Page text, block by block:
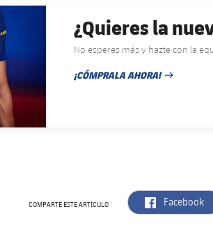
¿Quieres la
No esperes más y hazte con la
¡CÓMPRALA AHORA!
FECHA DE PUBLICACIÓN
COMPARTE ESTE ARTÍCULO Facebook